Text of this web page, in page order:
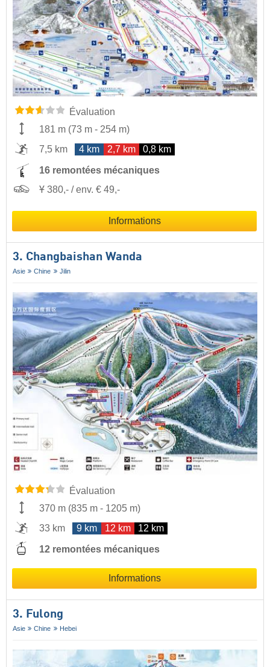
Évaluation
181 m (73 m - 254 m)
7,5 km
4 km 2,7 km 0,8 km
16 remontées mécaniques
Ұ 380,- / env. € 49,-
Informations
3. Changbaishan Wanda
Asie Chine Jilin
Évaluation
370 m (835 m - 1205 m)
33 km
9 km 12 km 12 km
12 remontées mécaniques
Informations
3. Fulong
Asie Chine Hebei